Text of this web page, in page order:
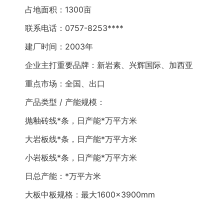
占地面积：1300亩
联系电话：0757-8253****
建厂时间：2003年
企业主打重要品牌：新岩素、兴辉国际、加西亚
重点市场：全国、出口
产品类型 / 产能规模：
抛釉砖线*条，日产能*万平方米
大岩板线*条，日产能*万平方米
小岩板线*条，日产能*万平方米
日总产能：*万平方米
大板中板规格：最大1600×3900mm